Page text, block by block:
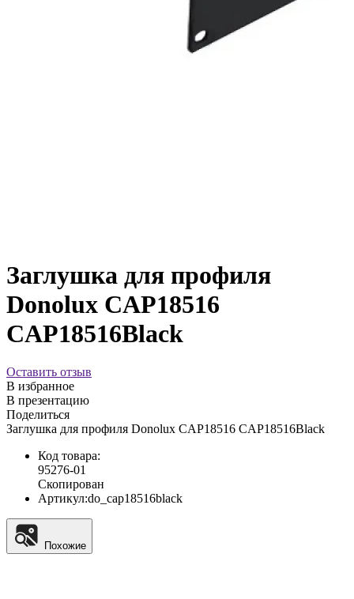
Заглушка для профиля
Donolux CAP18516
CAP18516Black
Оставить отзыв
В избранное
В презентацию
Поделиться
Заглушка для профиля Donolux CAP18516 CAP18516Black
Код товара:
95276-01
Скопирован
Артикул:do_cap18516black
Похожие